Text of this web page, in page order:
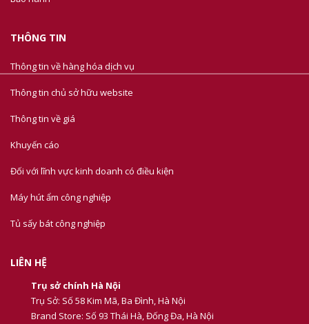
THÔNG TIN
Thông tin về hàng hóa dịch vụ
Thông tin chủ sở hữu website
Thông tin về giá
Khuyến cáo
Đối với lĩnh vực kinh doanh có điều kiện
Máy hút ẩm công nghiệp
Tủ sấy bát công nghiệp
LIÊN HỆ
Trụ sở chính Hà Nội
Trụ Sở: Số 58 Kim Mã, Ba Đình, Hà Nội
Brand Store: Số 93 Thái Hà, Đống Đa, Hà Nội